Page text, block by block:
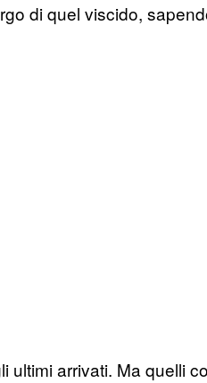
di quel viscido,
ultimi arrivati. Ma quelli